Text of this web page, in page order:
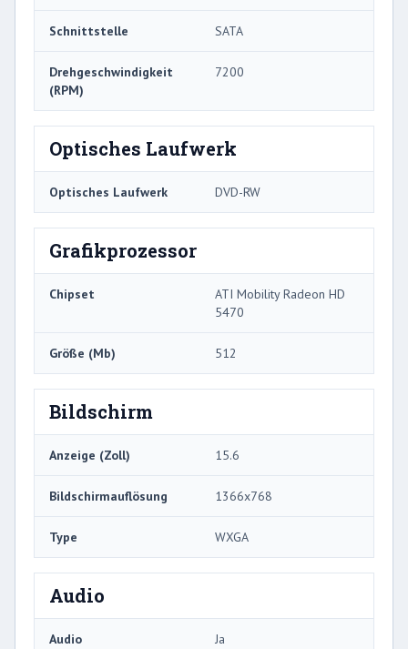
Schnittstelle SATA
Drehgeschwindigkeit
(RPM)
7200
Optisches Laufwerk
Optisches Laufwerk DVD-RW
Grafikprozessor
Chipset
ATI Mobility Radeon HD
5470
Größe (Mb) 512
Bildschirm
Anzeige (Zoll) 15.6
Bildschirmauflösung 1366x768
Type WXGA
Audio
Audio Ja